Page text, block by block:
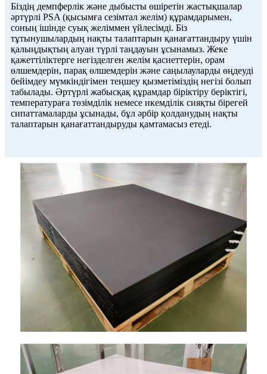
Біздің демпферлік және дыбысты өшіретін жастықшалар
әртүрлі PSA (қысымға сезімтал желім) құрамдарымен,
соның ішінде суық желіммен үйлесімді. Біз
тұтынушылардың нақты талаптарын қанағаттандыру үшін
қалыңдықтың алуан түрлі таңдауын ұсынамыз. Жеке
қажеттіліктерге негізделген желім қасиеттерін, орам
өлшемдерін, парақ өлшемдерін және саңылауларды өңдеуді
бейімдеу мүмкіндігімен теңшеу қызметіміздің негізі болып
табылады. Әртүрлі жабысқақ құрамдар біріктіру беріктігі,
температураға төзімділік немесе икемділік сияқты бірегей
сипаттамаларды ұсынады, бұл әрбір қолданудың нақты
талаптарын қанағаттандыруды қамтамасыз етеді.